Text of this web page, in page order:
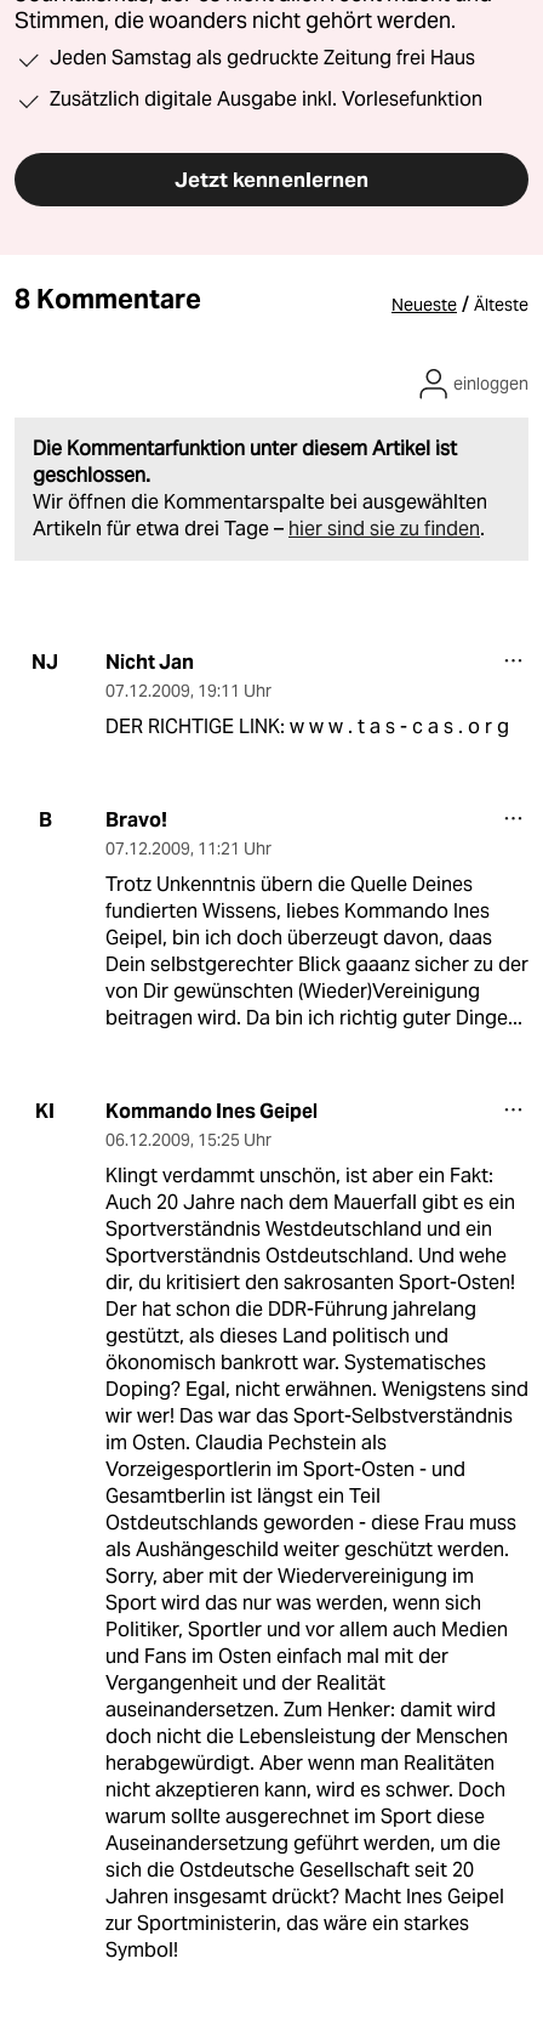
Stimmen, die woanders nicht gehört werden.
Jeden Samstag als gedruckte Zeitung frei Haus
Zusätzlich digitale Ausgabe inkl. Vorlesefunktion
Jetzt kennenlernen
8 Kommentare Neueste / Älteste
Die Kommentarfunktion unter diesem Artikel ist
geschlossen.
Wir öffnen die Kommentarspalte bei ausgewählten
Artikeln für etwa drei Tage – hier sind sie zu finden.
einloggen
NJ Nicht Jan
07.12.2009, 19:11 Uhr
DER RICHTIGE LINK: w w w . t a s - c a s . o r g
B Bravo!
07.12.2009, 11:21 Uhr
Trotz Unkenntnis übern die Quelle Deines
fundierten Wissens, liebes Kommando Ines
Geipel, bin ich doch überzeugt davon, daas
Dein selbstgerechter Blick gaaanz sicher zu der
von Dir gewünschten (Wieder)Vereinigung
beitragen wird. Da bin ich richtig guter Dinge...
KI Kommando Ines Geipel
06.12.2009, 15:25 Uhr
Klingt verdammt unschön, ist aber ein Fakt:
Auch 20 Jahre nach dem Mauerfall gibt es ein
Sportverständnis Westdeutschland und ein
Sportverständnis Ostdeutschland. Und wehe
dir, du kritisiert den sakrosanten Sport-Osten!
Der hat schon die DDR-Führung jahrelang
gestützt, als dieses Land politisch und
ökonomisch bankrott war. Systematisches
Doping? Egal, nicht erwähnen. Wenigstens sind
wir wer! Das war das Sport-Selbstverständnis
im Osten. Claudia Pechstein als
Vorzeigesportlerin im Sport-Osten - und
Gesamtberlin ist längst ein Teil
Ostdeutschlands geworden - diese Frau muss
als Aushängeschild weiter geschützt werden.
Sorry, aber mit der Wiedervereinigung im
Sport wird das nur was werden, wenn sich
Politiker, Sportler und vor allem auch Medien
und Fans im Osten einfach mal mit der
Vergangenheit und der Realität
auseinandersetzen. Zum Henker: damit wird
doch nicht die Lebensleistung der Menschen
herabgewürdigt. Aber wenn man Realitäten
nicht akzeptieren kann, wird es schwer. Doch
warum sollte ausgerechnet im Sport diese
Auseinandersetzung geführt werden, um die
sich die Ostdeutsche Gesellschaft seit 20
Jahren insgesamt drückt? Macht Ines Geipel
zur Sportministerin, das wäre ein starkes
Symbol!